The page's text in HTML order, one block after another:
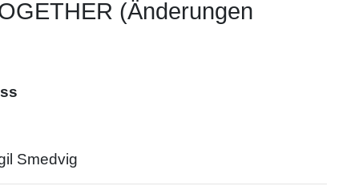
(Änderungen
Smedvig